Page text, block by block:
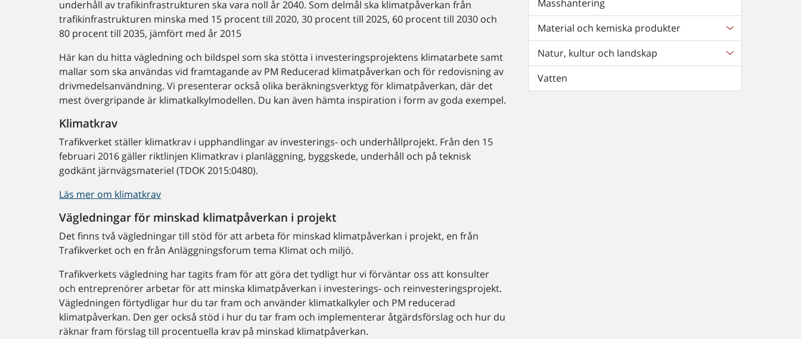
underhåll av trafikinfrastrukturen ska vara noll år 2040. Som delmål ska klimatpåverkan från
trafikinfrastrukturen minska med 15 procent till 2020, 30 procent till 2025, 60 procent till 2030 och
80 procent till 2035, jämfört med år 2015
Här kan du hitta vägledning och bildspel som ska stötta i investeringsprojektens klimatarbete samt
mallar som ska användas vid framtagande av PM Reducerad klimatpåverkan och för redovisning av
drivmedelsanvändning. Vi presenterar också olika beräkningsverktyg för klimatpåverkan, där det
mest övergripande är klimatkalkylmodellen. Du kan även hämta inspiration i form av goda exempel.
Klimatkrav
Trafikverket ställer klimatkrav i upphandlingar av investerings- och underhållprojekt. Från den 15
februari 2016 gäller riktlinjen Klimatkrav i planläggning, byggskede, underhåll och på teknisk
godkänt järnvägsmateriel (TDOK 2015:0480).
Läs mer om klimatkrav
Vägledningar för minskad klimatpåverkan i projekt
Det finns två vägledningar till stöd för att arbeta för minskad klimatpåverkan i projekt, en från
Trafikverket och en från Anläggningsforum tema Klimat och miljö.
Trafikverkets vägledning har tagits fram för att göra det tydligt hur vi förväntar oss att konsulter
och entreprenörer arbetar för att minska klimatpåverkan i investerings- och reinvesteringsprojekt.
Vägledningen förtydligar hur du tar fram och använder klimatkalkyler och PM reducerad
klimatpåverkan. Den ger också stöd i hur du tar fram och implementerar åtgärdsförslag och hur du
räknar fram förslag till procentuella krav på minskad klimatpåverkan.
Masshantering
Material och kemiska produkter
Natur, kultur och landskap
Vatten